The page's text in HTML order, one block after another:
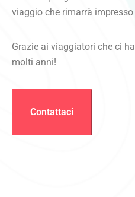
viaggio che rimarrà
Grazie ai viaggiatori che ci
molti anni!
Contattaci